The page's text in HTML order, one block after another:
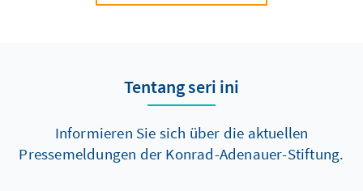
Tentang seri ini
Informieren Sie sich über die aktuellen
Pressemeldungen der Konrad-Adenauer-Stiftung.